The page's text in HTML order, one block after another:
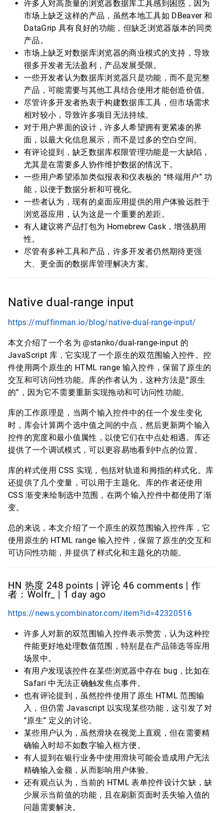
许多人对高质量的浏览器数据库工具感到困惑，因为
市场上缺乏这样的产品，虽然本地工具如 DBeaver 和
DataGrip 具有良好的功能，但缺乏浏览器版本的同类
产品。
市场上缺乏对数据库浏览器的商业模式的支持，导致
很多开发者无法盈利，产品发展受限。
一些开发者认为数据库浏览器只是功能，而不是完整
产品，可能需要与其他工具结合使用才能创造价值。
尽管许多开发者热衷于构建数据库工具，但市场需求
相对较小，导致许多项目无法持续。
对于用户界面的设计，许多人希望拥有更紧凑的界
面，以最大化信息展示，而不是过多的空白空间。
有评论提到，缺乏数据库权限管理功能是一大缺陷，
尤其是在需要多人协作维护数据的情况下。
一些用户希望添加类似报表和仪表板的 “终端用户” 功
能，以便于数据分析和可视化。
一些者认为，现有的桌面应用提供的用户体验远胜于
浏览器应用，认为这是一个重要的差距。
有人建议将产品打包为 Homebrew Cask，增强易用
性。
尽管有多种工具和产品，许多开发者仍然期待更强
大、更全面的数据库管理解决方案。
Native dual-range input
https://muffinman.io/blog/native-dual-range-input/
本文介绍了一个名为 @stanko/dual-range-input 的
JavaScript 库，它实现了一个原生的双范围输入控件。控
件使用两个原生的 HTML range 输入控件，保留了原生的
交互和可访问性功能。库的作者认为，这种方法是“原生
的”，因为它不需要重新实现拖动和可访问性功能。
库的工作原理是，当两个输入控件中的任一个发生变化
时，库会计算两个选中值之间的中点，然后更新两个输入
控件的宽度和最小值属性，以使它们在中点处相遇。库还
提供了一个调试模式，可以更容易地看到中点的位置。
库的样式使用 CSS 实现，包括对轨道和拇指的样式化。库
还提供了几个变量，可以用于主题化。库的作者还使用
CSS 渐变来绘制选中范围，在两个输入控件中都使用了渐
变。
总的来说，本文介绍了一个原生的双范围输入控件库，它
使用原生的 HTML range 输入控件，保留了原生的交互和
可访问性功能，并提供了样式化和主题化的功能。
HN 热度 248 points | 评论 46 comments | 作
者：Wolfr_ | 1 day ago
https://news.ycombinator.com/item?id=42320516
许多人对新的双范围输入控件表示赞赏，认为这种控
件能更好地处理数值范围，特别是在产品筛选等应用
场景中。
有用户发现该控件在某些浏览器中存在 bug，比如在
Safari 中无法正确触发焦点事件。
也有评论提到，虽然控件使用了原生 HTML 范围输
入，但仍需 Javascript 以实现某些功能，这引发了对
“原生” 定义的讨论。
某些用户认为，虽然滑块在视觉上直观，但在需要精
确输入时却不如数字输入框方便。
有人提到在银行业务中使用滑块可能会造成用户无法
精确输入金额，从而影响用户体验。
还有观点认为，当前的 HTML 表单控件设计欠缺，缺
少展示当前值的功能，且在刷新页面时丢失输入值的
问题需要解决。